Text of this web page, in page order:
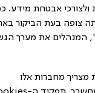
ולצורכי אבטחת מידע.
צופה בעת הביקור
המנהלים את מערך
מצריך מחברות אלו